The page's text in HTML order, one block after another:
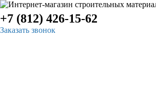
+7 (812) 426-15-62
Заказать звонок